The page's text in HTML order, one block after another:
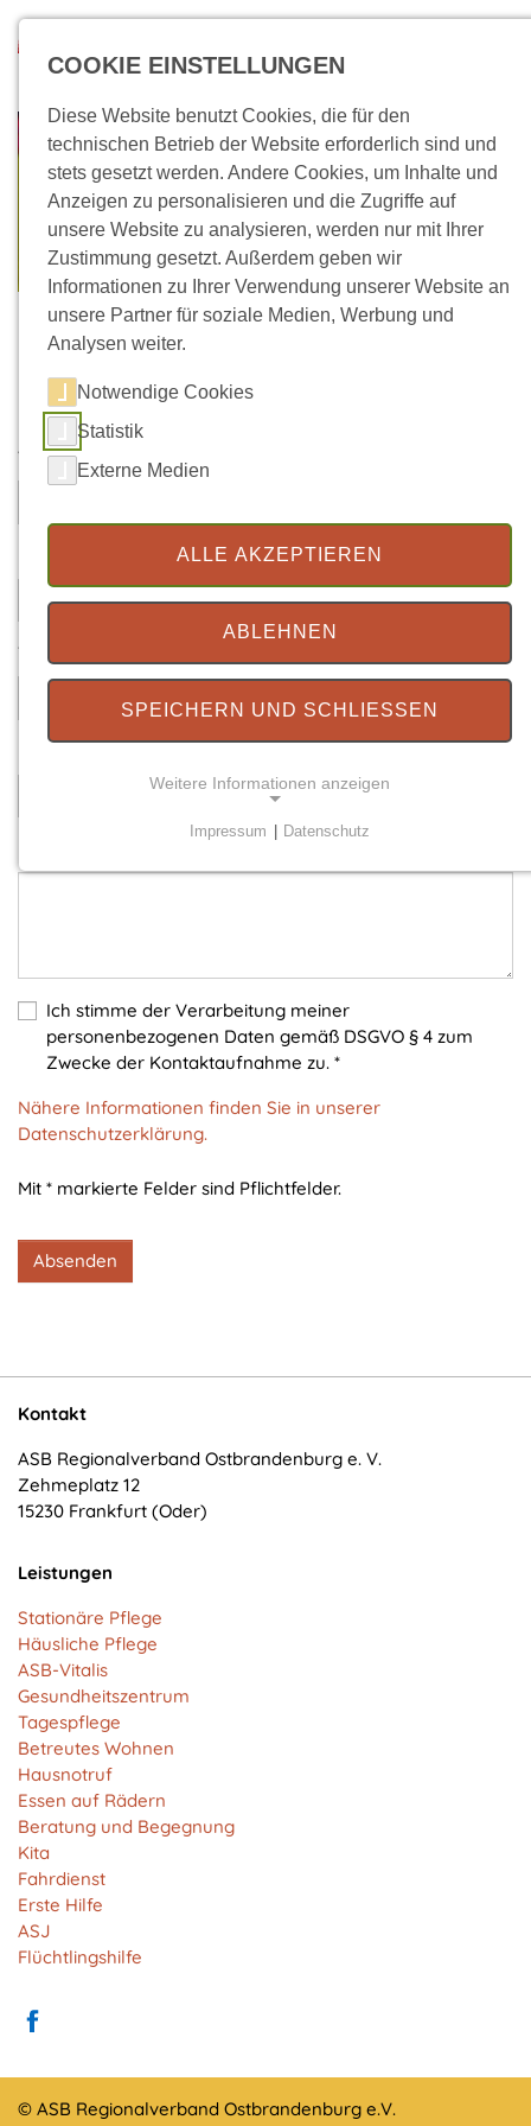
Direkt zum Inhalt
Kontaktformular
Vorname
Telefonnummer
Ich stimme der Verarbeitung meiner
personenbezogenen Daten gemäß DSGVO § 4 zum
Zwecke der Kontaktaufnahme zu. *
Nähere Informationen finden Sie in unserer
Datenschutzerklärung.
Mit * markierte Felder sind Pflichtfelder.
Absenden
Kontakt
ASB Regionalverband Ostbrandenburg e. V.
Zehmeplatz 12
15230 Frankfurt (Oder)
Leistungen
Stationäre Pflege
Häusliche Pflege
ASB-Vitalis
Gesundheitszentrum
Tagespflege
Betreutes Wohnen
Hausnotruf
Essen auf Rädern
Beratung und Begegnung
Kita
Fahrdienst
Erste Hilfe
ASJ
Flüchtlingshilfe
© ASB Regionalverband Ostbrandenburg e.V.
COOKIE EINSTELLUNGEN
Diese Website benutzt Cookies, die für den
technischen Betrieb der Website erforderlich sind und
stets gesetzt werden. Andere Cookies, um Inhalte und
Anzeigen zu personalisieren und die Zugriffe auf
unsere Website zu analysieren, werden nur mit Ihrer
Zustimmung gesetzt. Außerdem geben wir
Informationen zu Ihrer Verwendung unserer Website an
unsere Partner für soziale Medien, Werbung und
Analysen weiter.
Notwendige Cookies
Statistik
Externe Medien
ALLE AKZEPTIEREN
ABLEHNEN
SPEICHERN UND SCHLIESSEN
Weitere Informationen anzeigen
Einverständnis-Cookie
Name:
cookie_consent
Zweck:
Dieser Cookie speichert die ausgewählten
1 Jahr
Matomo
Matomo
Zweck:
Cookie von Matomo für Website-Analysen. Erzeugt
statistische Daten darüber, wie der Besucher die
Website nutzt.
Cookie Laufzeit:
13 Monate
EXTERNE MEDIEN
Um Inhalte von Videoplattformen und Social Media
Impressum Datenschutz